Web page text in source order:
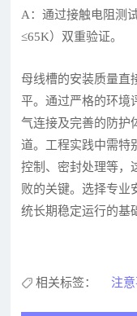
A：通过接触电阻测
≤65K）双重验证。
母线槽的安装质量直
平。通过严格的环境
气连接及完善的防护
道。工程实践中需特
控制、密封处理等，
败的关键。选择专业
统长期稳定运行的基
相关标签： 注